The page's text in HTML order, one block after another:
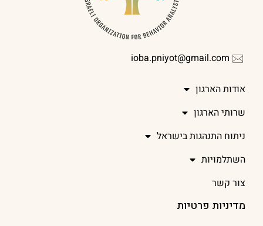
ioba.pniyot@gmail.com
אודות הארגון
שרותי הארגון
ניתוח התנהגות בישראל
השתלמויות
צור קשר
מדיניות פרטיות